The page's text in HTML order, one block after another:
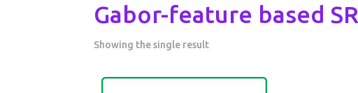
Gabor-feature based
Showing the single result